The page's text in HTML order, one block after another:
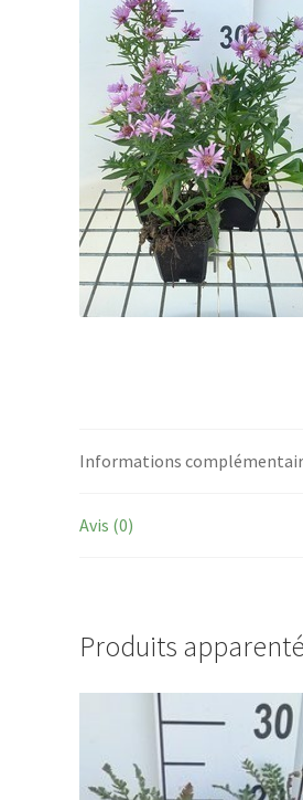
Informations
Avis (0)
Produits